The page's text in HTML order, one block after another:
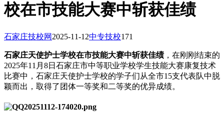
校在市技能大赛中斩获佳绩
石家庄技校网 2025-11-12中专技校171
石家庄天使护士学校在市技能大赛中斩获佳绩，在刚刚结束的
2025年11月8日石家庄市中等职业学校学生技能大赛康复技术
比赛中，石家庄天使护士学校的学子们从全市15支代表队中脱
颖而出，取得了团体一等奖和二等奖的优异成绩。